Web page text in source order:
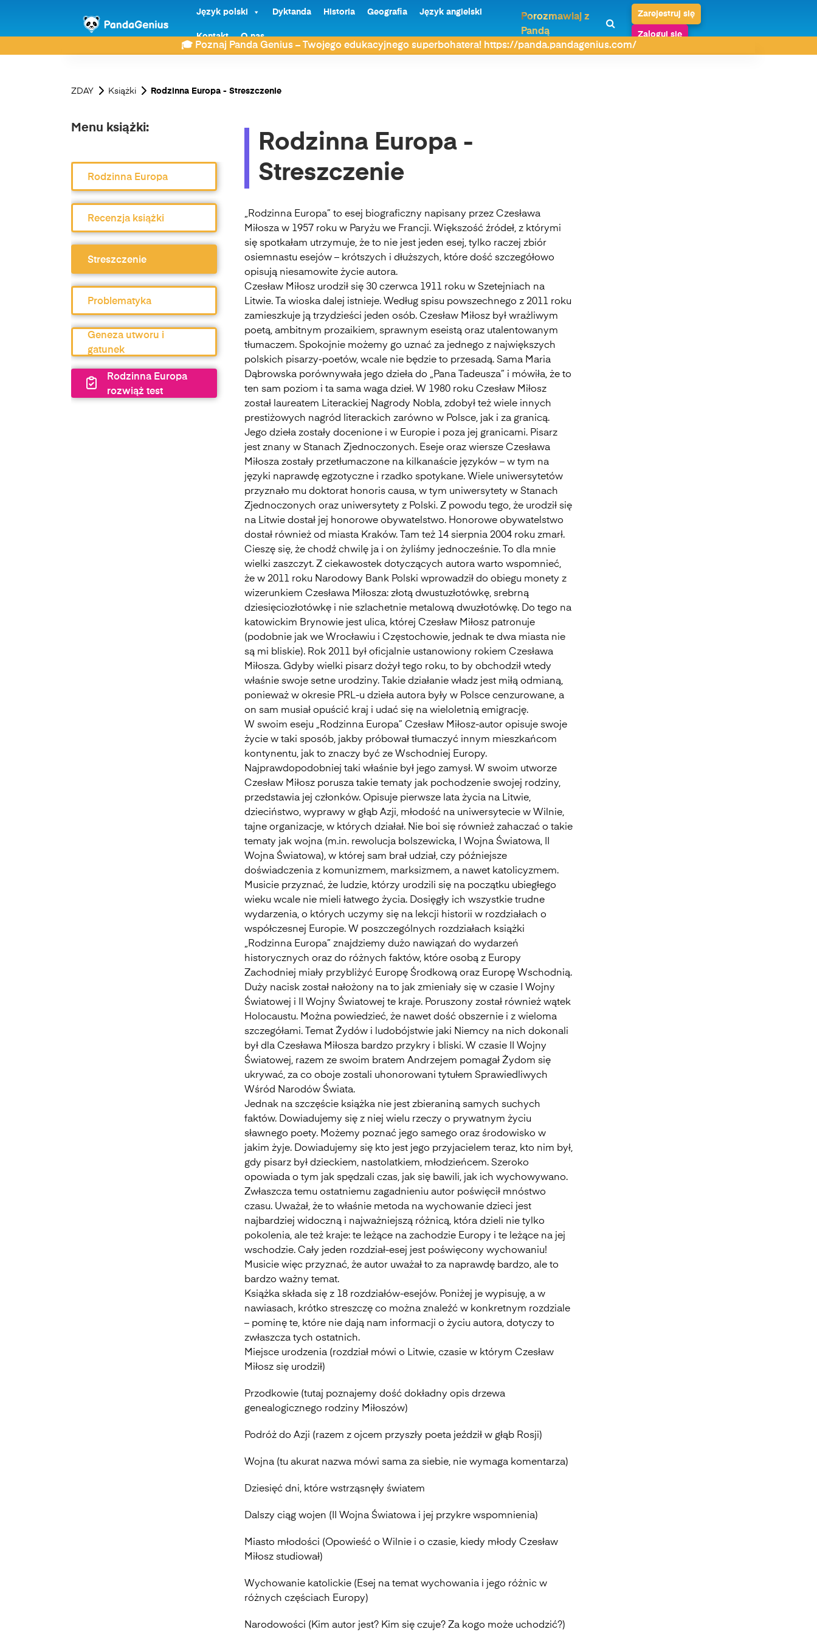
Język polski Dyktanda Historia Geografia Język angielski
Kontakt O nas
Porozmawiaj z
Pandą
Zarejestruj się
Zaloguj się
🎓 Poznaj Panda Genius – Twojego edukacyjnego superbohatera! https://panda.pandagenius.com/
ZDAY Książki Rodzinna Europa - Streszczenie
Menu książki:
Rodzinna Europa
Recenzja książki
Streszczenie
Problematyka
Geneza utworu i
gatunek
Rodzinna Europa
rozwiąż test
Rodzinna Europa -
Streszczenie
„Rodzinna Europa” to esej biograficzny napisany przez Czesława
Miłosza w 1957 roku w Paryżu we Francji. Większość źródeł, z którymi
się spotkałam utrzymuje, że to nie jest jeden esej, tylko raczej zbiór
osiemnastu esejów – krótszych i dłuższych, które dość szczegółowo
opisują niesamowite życie autora.
Czesław Miłosz urodził się 30 czerwca 1911 roku w Szetejniach na
Litwie. Ta wioska dalej istnieje. Według spisu powszechnego z 2011 roku
zamieszkuje ją trzydzieści jeden osób. Czesław Miłosz był wrażliwym
poetą, ambitnym prozaikiem, sprawnym eseistą oraz utalentowanym
tłumaczem. Spokojnie możemy go uznać za jednego z największych
polskich pisarzy-poetów, wcale nie będzie to przesadą. Sama Maria
Dąbrowska porównywała jego dzieła do „Pana Tadeusza” i mówiła, że to
ten sam poziom i ta sama waga dzieł. W 1980 roku Czesław Miłosz
został laureatem Literackiej Nagrody Nobla, zdobył też wiele innych
prestiżowych nagród literackich zarówno w Polsce, jak i za granicą.
Jego dzieła zostały docenione i w Europie i poza jej granicami. Pisarz
jest znany w Stanach Zjednoczonych. Eseje oraz wiersze Czesława
Miłosza zostały przetłumaczone na kilkanaście języków – w tym na
języki naprawdę egzotyczne i rzadko spotykane. Wiele uniwersytetów
przyznało mu doktorat honoris causa, w tym uniwersytety w Stanach
Zjednoczonych oraz uniwersytety z Polski. Z powodu tego, że urodził się
na Litwie dostał jej honorowe obywatelstwo. Honorowe obywatelstwo
dostał również od miasta Kraków. Tam też 14 sierpnia 2004 roku zmarł.
Cieszę się, że chodź chwilę ja i on żyliśmy jednocześnie. To dla mnie
wielki zaszczyt. Z ciekawostek dotyczących autora warto wspomnieć,
że w 2011 roku Narodowy Bank Polski wprowadził do obiegu monety z
wizerunkiem Czesława Miłosza: złotą dwustuzłotówkę, srebrną
dziesięciozłotówkę i nie szlachetnie metalową dwuzłotówkę. Do tego na
katowickim Brynowie jest ulica, której Czesław Miłosz patronuje
(podobnie jak we Wrocławiu i Częstochowie, jednak te dwa miasta nie
są mi bliskie). Rok 2011 był oficjalnie ustanowiony rokiem Czesława
Miłosza. Gdyby wielki pisarz dożył tego roku, to by obchodził wtedy
właśnie swoje setne urodziny. Takie działanie władz jest miłą odmianą,
ponieważ w okresie PRL-u dzieła autora były w Polsce cenzurowane, a
on sam musiał opuścić kraj i udać się na wieloletnią emigrację.
W swoim eseju „Rodzinna Europa” Czesław Miłosz-autor opisuje swoje
życie w taki sposób, jakby próbował tłumaczyć innym mieszkańcom
kontynentu, jak to znaczy być ze Wschodniej Europy.
Najprawdopodobniej taki właśnie był jego zamysł. W swoim utworze
Czesław Miłosz porusza takie tematy jak pochodzenie swojej rodziny,
przedstawia jej członków. Opisuje pierwsze lata życia na Litwie,
dzieciństwo, wyprawy w głąb Azji, młodość na uniwersytecie w Wilnie,
tajne organizacje, w których działał. Nie boi się również zahaczać o takie
tematy jak wojna (m.in. rewolucja bolszewicka, I Wojna Światowa, II
Wojna Światowa), w której sam brał udział, czy późniejsze
doświadczenia z komunizmem, marksizmem, a nawet katolicyzmem.
Musicie przyznać, że ludzie, którzy urodzili się na początku ubiegłego
wieku wcale nie mieli łatwego życia. Dosięgły ich wszystkie trudne
wydarzenia, o których uczymy się na lekcji historii w rozdziałach o
współczesnej Europie. W poszczególnych rozdziałach książki
„Rodzinna Europa” znajdziemy dużo nawiązań do wydarzeń
historycznych oraz do różnych faktów, które osobą z Europy
Zachodniej miały przybliżyć Europę Środkową oraz Europę Wschodnią.
Duży nacisk został nałożony na to jak zmieniały się w czasie I Wojny
Światowej i II Wojny Światowej te kraje. Poruszony został również wątek
Holocaustu. Można powiedzieć, że nawet dość obszernie i z wieloma
szczegółami. Temat Żydów i ludobójstwie jaki Niemcy na nich dokonali
był dla Czesława Miłosza bardzo przykry i bliski. W czasie II Wojny
Światowej, razem ze swoim bratem Andrzejem pomagał Żydom się
ukrywać, za co oboje zostali uhonorowani tytułem Sprawiedliwych
Wśród Narodów Świata.
Jednak na szczęście książka nie jest zbieraniną samych suchych
faktów. Dowiadujemy się z niej wielu rzeczy o prywatnym życiu
sławnego poety. Możemy poznać jego samego oraz środowisko w
jakim żyje. Dowiadujemy się kto jest jego przyjacielem teraz, kto nim był,
gdy pisarz był dzieckiem, nastolatkiem, młodzieńcem. Szeroko
opowiada o tym jak spędzali czas, jak się bawili, jak ich wychowywano.
Zwłaszcza temu ostatniemu zagadnieniu autor poświęcił mnóstwo
czasu. Uważał, że to właśnie metoda na wychowanie dzieci jest
najbardziej widoczną i najważniejszą różnicą, która dzieli nie tylko
pokolenia, ale też kraje: te leżące na zachodzie Europy i te leżące na jej
wschodzie. Cały jeden rozdział-esej jest poświęcony wychowaniu!
Musicie więc przyznać, że autor uważał to za naprawdę bardzo, ale to
bardzo ważny temat.
Książka składa się z 18 rozdziałów-esejów. Poniżej je wypisuję, a w
nawiasach, krótko streszczę co można znaleźć w konkretnym rozdziale
– pominę te, które nie dają nam informacji o życiu autora, dotyczy to
zwłaszcza tych ostatnich.
Miejsce urodzenia (rozdział mówi o Litwie, czasie w którym Czesław
Miłosz się urodził)
Przodkowie (tutaj poznajemy dość dokładny opis drzewa
genealogicznego rodziny Miłoszów)
Podróż do Azji (razem z ojcem przyszły poeta jeździł w głąb Rosji)
Wojna (tu akurat nazwa mówi sama za siebie, nie wymaga komentarza)
Dziesięć dni, które wstrząsnęły światem
Dalszy ciąg wojen (II Wojna Światowa i jej przykre wspomnienia)
Miasto młodości (Opowieść o Wilnie i o czasie, kiedy młody Czesław
Miłosz studiował)
Wychowanie katolickie (Esej na temat wychowania i jego różnic w
różnych częściach Europy)
Narodowości (Kim autor jest? Kim się czuje? Za kogo może uchodzić?)